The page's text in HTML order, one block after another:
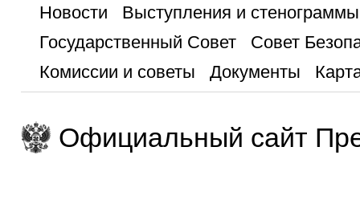
Новости
Выступления и стенограммы
Государственный Совет
Совет
Комиссии и советы
Документы
Официальный сайт